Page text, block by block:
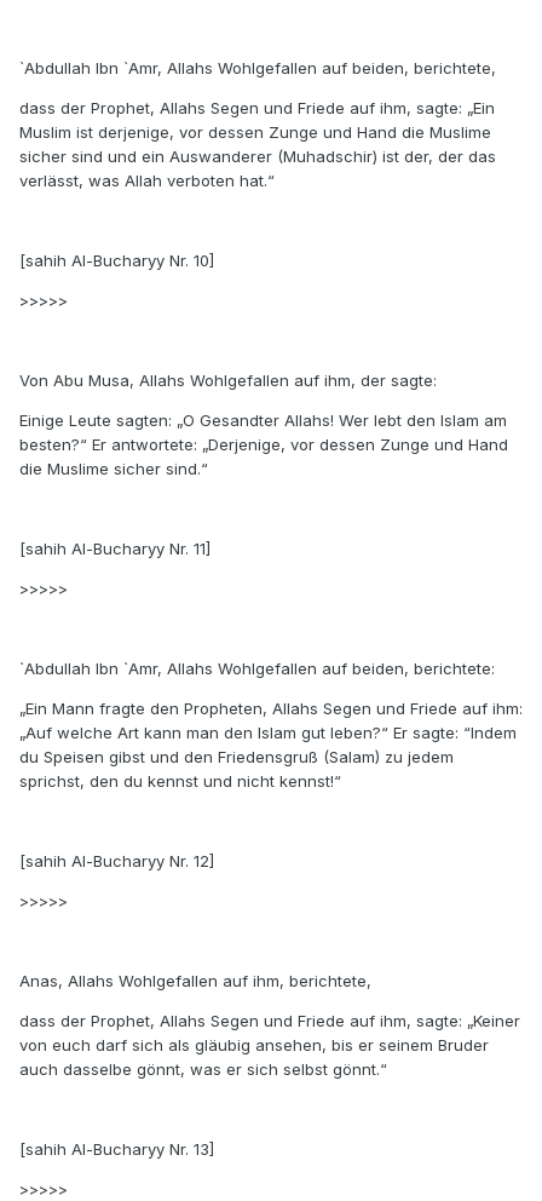
`Abdullah Ibn `Amr, Allahs Wohlgefallen auf beiden, berichtete,
dass der Prophet, Allahs Segen und Friede auf ihm, sagte: „Ein
Muslim ist derjenige, vor dessen Zunge und Hand die Muslime
sicher sind und ein Auswanderer (Muhadschir) ist der, der das
verlässt, was Allah verboten hat.“
[sahih Al-Bucharyy Nr. 10]
>>>>>
Von Abu Musa, Allahs Wohlgefallen auf ihm, der sagte:
Einige Leute sagten: „O Gesandter Allahs! Wer lebt den Islam am
besten?“ Er antwortete: „Derjenige, vor dessen Zunge und Hand
die Muslime sicher sind.“
[sahih Al-Bucharyy Nr. 11]
>>>>>
`Abdullah Ibn `Amr, Allahs Wohlgefallen auf beiden, berichtete:
„Ein Mann fragte den Propheten, Allahs Segen und Friede auf ihm:
„Auf welche Art kann man den Islam gut leben?“ Er sagte: “Indem
du Speisen gibst und den Friedensgruß (Salam) zu jedem
sprichst, den du kennst und nicht kennst!“
[sahih Al-Bucharyy Nr. 12]
>>>>>
Anas, Allahs Wohlgefallen auf ihm, berichtete,
dass der Prophet, Allahs Segen und Friede auf ihm, sagte: „Keiner
von euch darf sich als gläubig ansehen, bis er seinem Bruder
auch dasselbe gönnt, was er sich selbst gönnt.“
[sahih Al-Bucharyy Nr. 13]
>>>>>